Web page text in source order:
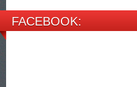
FACEBOOK: